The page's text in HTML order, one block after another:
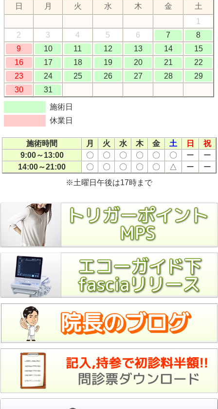
日 月 火 水 木 金
土
1
2
3 4 5 6 7
8
9
10 11 12 13 14
15
16
17 18 19 20 21
22
23
24 25 26 27 28
29
30
31
施術日
休業日
施術時間 月 火 水 木 金 土 日
祝
9:00～13:00
〇 〇 〇 〇 〇 〇 ー
ー
14:00～21:00
〇 〇 〇 〇 〇 △ ー
ー
※土曜日午後は17時まで